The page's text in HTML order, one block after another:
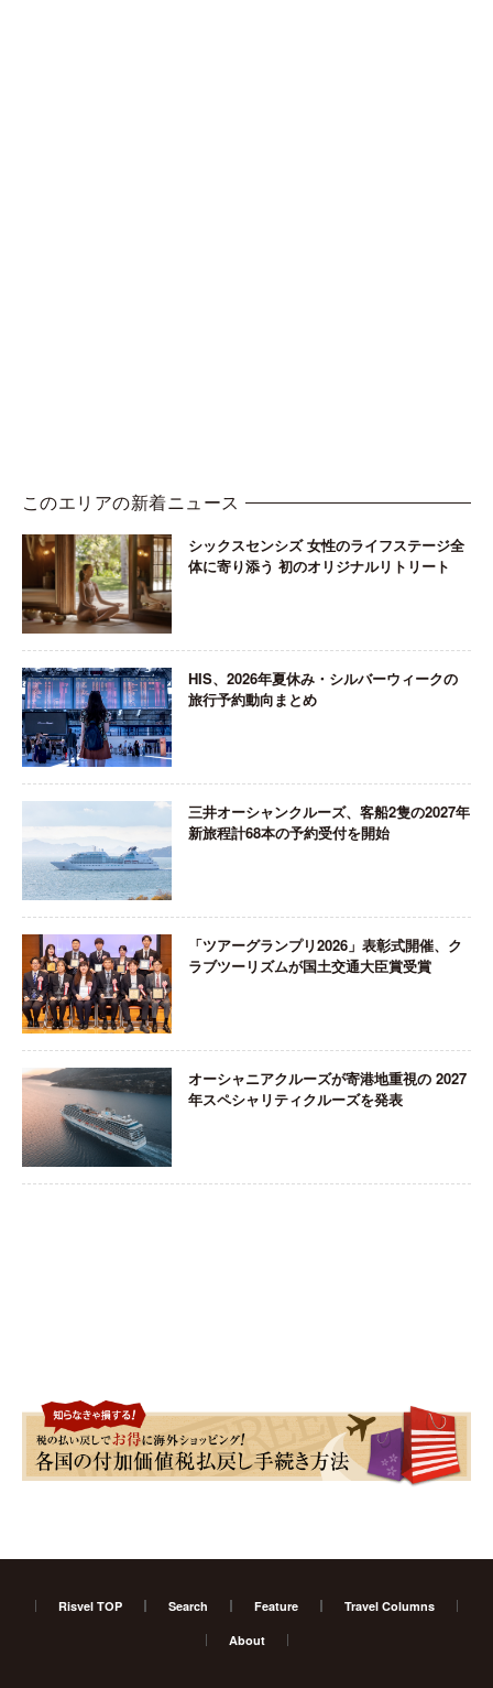
このエリアの新着ニュース
シックスセンシズ 女性のライフステージ全
体に寄り添う 初のオリジナルリトリート
HIS、2026年夏休み・シルバーウィークの
旅行予約動向まとめ
三井オーシャンクルーズ、客船2隻の2027年
新旅程計68本の予約受付を開始
「ツアーグランプリ2026」表彰式開催、ク
ラブツーリズムが国土交通大臣賞受賞
オーシャニアクルーズが寄港地重視の 2027
年スペシャリティクルーズを発表
Risvel TOP Search Feature Travel Columns
About